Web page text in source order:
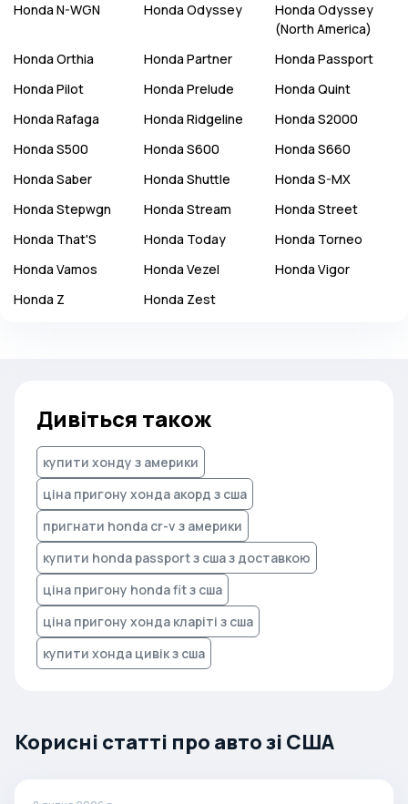
Honda N-WGN Honda Odyssey Honda Odyssey
(North America)
Honda Orthia Honda Partner Honda Passport
Honda Pilot Honda Prelude Honda Quint
Honda Rafaga Honda Ridgeline Honda S2000
Honda S500 Honda S600 Honda S660
Honda Saber Honda Shuttle Honda S-MX
Honda Stepwgn Honda Stream Honda Street
Honda That'S Honda Today Honda Torneo
Honda Vamos Honda Vezel Honda Vigor
Honda Z Honda Zest
Дивіться також
купити хонду з америки
ціна пригону хонда акорд з сша
пригнати honda cr-v з америки
купити honda passport з сша з доставкою
ціна пригону honda fit з сша
ціна пригону хонда кларіті з сша
купити хонда цивік з сша
Корисні статті про авто зі США